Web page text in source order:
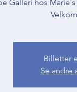
Galleri hos
Billetter
Se andre